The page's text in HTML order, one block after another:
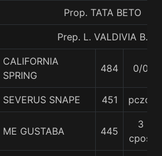
Prop. TATA BETO
Prep. L. VALDIVIA B.
CALIFORNIA
SPRING
484 0/0
SEVERUS SNAPE 451 pczo.
ME GUSTABA 445
3
cpos.